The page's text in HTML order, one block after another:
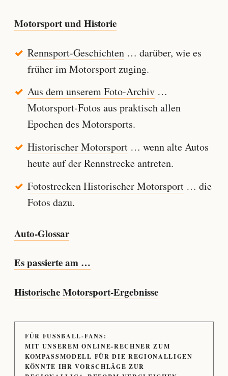
Motorsport und Historie
Rennsport-Geschichten… darüber, wie es
früher im Motorsport zuging.
Aus dem unserem Foto-Archiv…
Motorsport-Fotos aus praktisch allen
Epochen des Motorsports.
Historischer Motorsport… wenn alte Autos
heute auf der Rennstrecke antreten.
Fotostrecken Historischer Motorsport… die
Fotos dazu.
Auto-Glossar
Es passierte am …
Historische Motorsport-Ergebnisse
FÜR FUSSBALL-FANS:
MIT UNSEREM ONLINE-RECHNER ZUM
KOMPASSMODELL FÜR DIE REGIONALLIGEN
KÖNNTE IHR VORSCHLÄGE ZUR